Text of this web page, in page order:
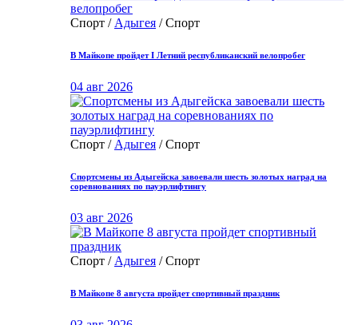
Спорт / Адыгея / Спорт
В Майкопе пройдет I Летний республиканский велопробег
04 авг 2026
Спорт / Адыгея / Спорт
Спортсмены из Адыгейска завоевали шесть золотых наград на
соревнованиях по пауэрлифтингу
03 авг 2026
Спорт / Адыгея / Спорт
В Майкопе 8 августа пройдет спортивный праздник